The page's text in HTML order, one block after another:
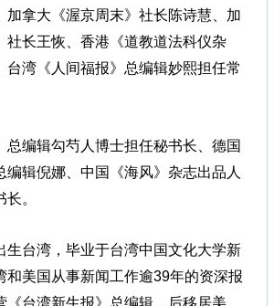
加拿大《渥京周末》社长陈诗慧、加
社长王恢、香港《道教道法科仪杂
台湾《人间福报》总编辑妙熙担任常
总编辑勾芍人博士担任秘书长、德国
编辑倪娜、中国《海风》杂志出品人
。
生台湾，毕业于台湾中国文化大学新
和美国从事新闻工作逾39年的资深报
《台湾新生报》总编辑，后移居美